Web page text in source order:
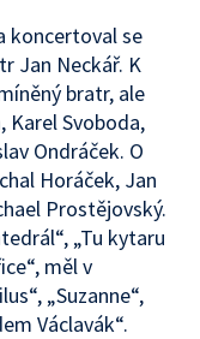
koncertoval se
Jan Neckář. K
bratr, ale
Karel Svoboda,
Ondráček. O
Horáček, Jan
Prostějovský.
„Tu kytaru
měl v
„Suzanne“,
Václavák“.